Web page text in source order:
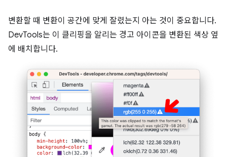
변환할 때 변환이 공간에 맞게 잘렸는지 아는 것이 중요합니다.
DevTools는 이 클리핑을 알리는 경고 아이콘을 변환된 색상 옆
에 배치합니다.